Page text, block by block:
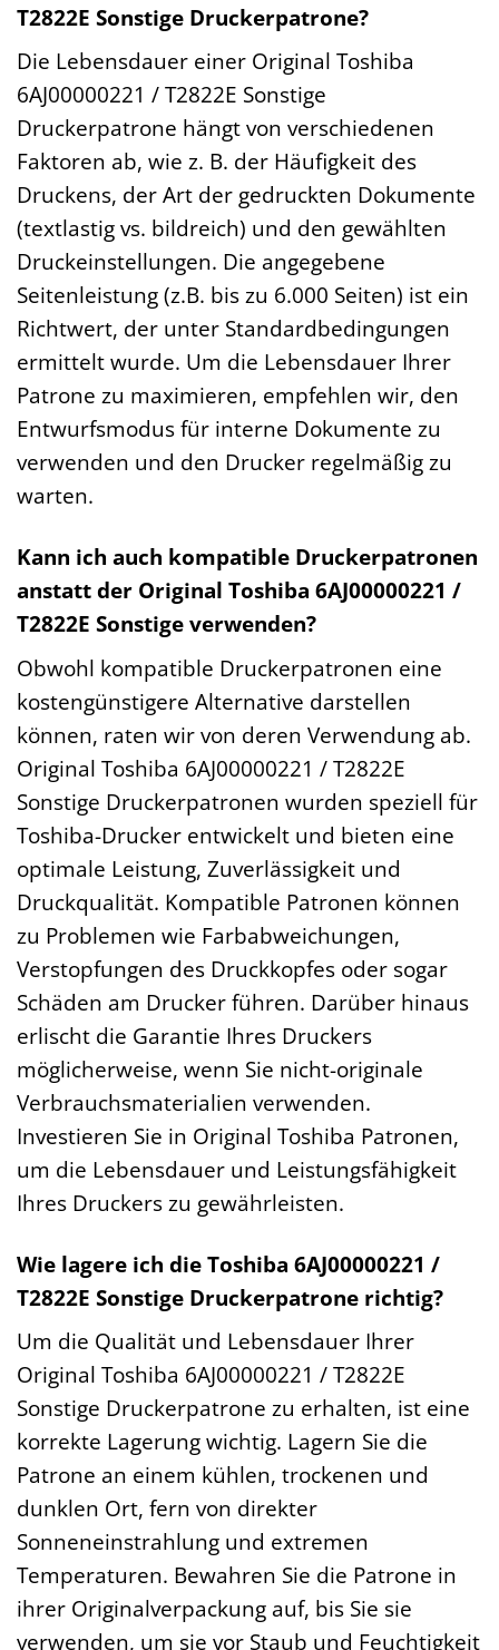
T2822E Sonstige Druckerpatrone?
Die Lebensdauer einer Original Toshiba
6AJ00000221 / T2822E Sonstige
Druckerpatrone hängt von verschiedenen
Faktoren ab, wie z. B. der Häufigkeit des
Druckens, der Art der gedruckten Dokumente
(textlastig vs. bildreich) und den gewählten
Druckeinstellungen. Die angegebene
Seitenleistung (z.B. bis zu 6.000 Seiten) ist ein
Richtwert, der unter Standardbedingungen
ermittelt wurde. Um die Lebensdauer Ihrer
Patrone zu maximieren, empfehlen wir, den
Entwurfsmodus für interne Dokumente zu
verwenden und den Drucker regelmäßig zu
warten.
Kann ich auch kompatible Druckerpatronen
anstatt der Original Toshiba 6AJ00000221 /
T2822E Sonstige verwenden?
Obwohl kompatible Druckerpatronen eine
kostengünstigere Alternative darstellen
können, raten wir von deren Verwendung ab.
Original Toshiba 6AJ00000221 / T2822E
Sonstige Druckerpatronen wurden speziell für
Toshiba-Drucker entwickelt und bieten eine
optimale Leistung, Zuverlässigkeit und
Druckqualität. Kompatible Patronen können
zu Problemen wie Farbabweichungen,
Verstopfungen des Druckkopfes oder sogar
Schäden am Drucker führen. Darüber hinaus
erlischt die Garantie Ihres Druckers
möglicherweise, wenn Sie nicht-originale
Verbrauchsmaterialien verwenden.
Investieren Sie in Original Toshiba Patronen,
um die Lebensdauer und Leistungsfähigkeit
Ihres Druckers zu gewährleisten.
Wie lagere ich die Toshiba 6AJ00000221 /
T2822E Sonstige Druckerpatrone richtig?
Um die Qualität und Lebensdauer Ihrer
Original Toshiba 6AJ00000221 / T2822E
Sonstige Druckerpatrone zu erhalten, ist eine
korrekte Lagerung wichtig. Lagern Sie die
Patrone an einem kühlen, trockenen und
dunklen Ort, fern von direkter
Sonneneinstrahlung und extremen
Temperaturen. Bewahren Sie die Patrone in
ihrer Originalverpackung auf, bis Sie sie
verwenden, um sie vor Staub und Feuchtigkeit